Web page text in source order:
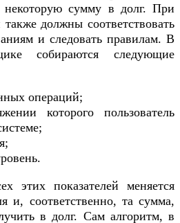
некоторую сумму в долг. При
должны соответствовать
и следовать правилам. В
собираются следующие
операций;
которого пользователь
этих показателей меняется
и, соответственно, та сумма,
в долг. Сам алгоритм, в